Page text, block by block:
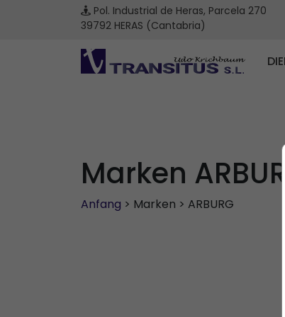
Pol. Industrial de Heras, Parcela 270
39792 HERAS (Cantabria)
Marken
Anfang > Marken > ARBURG